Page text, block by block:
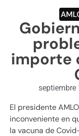
importe
septiembre
El presidente
inconveniente en
la vacuna de